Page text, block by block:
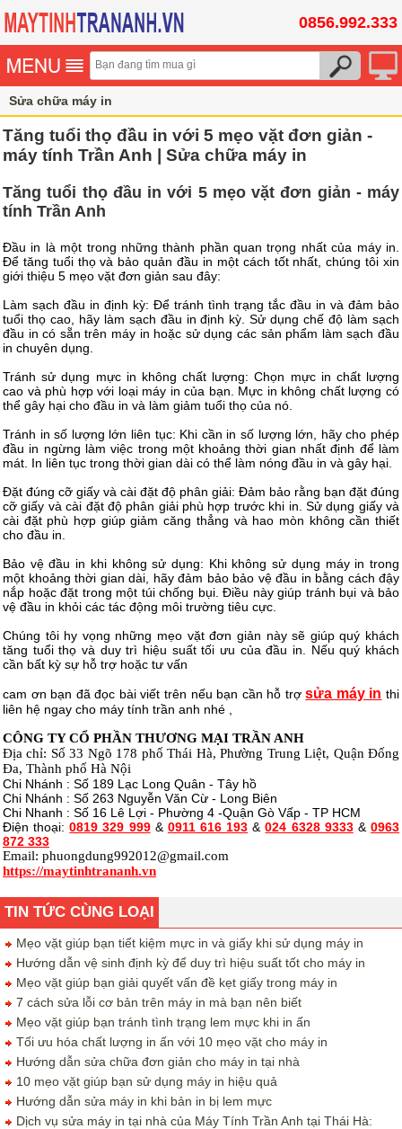
0856.992.333
Sửa chữa máy in
Tăng tuổi thọ đầu in với 5 mẹo vặt đơn giản -
máy tính Trần Anh | Sửa chữa máy in
Tăng tuổi thọ đầu in với 5 mẹo vặt đơn giản - máy
tính Trần Anh
Đầu in là một trong những thành phần quan trọng nhất của máy in.
Để tăng tuổi thọ và bảo quản đầu in một cách tốt nhất, chúng tôi xin
giới thiệu 5 mẹo vặt đơn giản sau đây:
Làm sạch đầu in định kỳ: Để tránh tình trạng tắc đầu in và đảm bảo
tuổi thọ cao, hãy làm sạch đầu in định kỳ. Sử dụng chế độ làm sạch
đầu in có sẵn trên máy in hoặc sử dụng các sản phẩm làm sạch đầu
in chuyên dụng.
Tránh sử dụng mực in không chất lượng: Chọn mực in chất lượng
cao và phù hợp với loại máy in của bạn. Mực in không chất lượng có
thể gây hại cho đầu in và làm giảm tuổi thọ của nó.
Tránh in số lượng lớn liên tục: Khi cần in số lượng lớn, hãy cho phép
đầu in ngừng làm việc trong một khoảng thời gian nhất định để làm
mát. In liên tục trong thời gian dài có thể làm nóng đầu in và gây hại.
Đặt đúng cỡ giấy và cài đặt độ phân giải: Đảm bảo rằng bạn đặt đúng
cỡ giấy và cài đặt độ phân giải phù hợp trước khi in. Sử dụng giấy và
cài đặt phù hợp giúp giảm căng thẳng và hao mòn không cần thiết
cho đầu in.
Bảo vệ đầu in khi không sử dụng: Khi không sử dụng máy in trong
một khoảng thời gian dài, hãy đảm bảo bảo vệ đầu in bằng cách đậy
nắp hoặc đặt trong một túi chống bụi. Điều này giúp tránh bụi và bảo
vệ đầu in khỏi các tác động môi trường tiêu cực.
Chúng tôi hy vọng những mẹo vặt đơn giản này sẽ giúp quý khách
tăng tuổi thọ và duy trì hiệu suất tối ưu của đầu in. Nếu quý khách
cần bất kỳ sự hỗ trợ hoặc tư vấn
cam ơn bạn đã đọc bài viết trên nếu bạn cần hỗ trợsửa máy in thi
liên hệ ngay cho máy tính trần anh nhé ,
CÔNG TY CỔ PHẦN THƯƠNG MẠI TRẦN ANH
Địa chỉ: Số 33 Ngõ 178 phố Thái Hà, Phường Trung Liệt, Quận Đống
Đa, Thành phố Hà Nội
Chi Nhánh : Số 189 Lạc Long Quân - Tây hồ
Chi Nhánh : Số 263 Nguyễn Văn Cừ - Long Biên
Chi Nhanh : Số 16 Lê Lợi - Phường 4 -Quận Gò Vấp - TP HCM
Điện thoại:0819 329 999& 0911 616 193 &024 6328 9333&0963
872 333
Email: phuongdung992012@gmail.com
https://maytinhtrananh.vn
TIN TỨC CÙNG LOẠI
Mẹo vặt giúp bạn tiết kiệm mực in và giấy khi sử dụng máy in
Hướng dẫn vệ sinh định kỳ để duy trì hiệu suất tốt cho máy in
Mẹo vặt giúp bạn giải quyết vấn đề kẹt giấy trong máy in
7 cách sửa lỗi cơ bản trên máy in mà bạn nên biết
Mẹo vặt giúp bạn tránh tình trạng lem mực khi in ấn
Tối ưu hóa chất lượng in ấn với 10 mẹo vặt cho máy in
Hướng dẫn sửa chữa đơn giản cho máy in tại nhà
10 mẹo vặt giúp bạn sử dụng máy in hiệu quả
Hướng dẫn sửa máy in khi bản in bị lem mực
Dịch vụ sửa máy in tại nhà của Máy Tính Trần Anh tại Thái Hà: